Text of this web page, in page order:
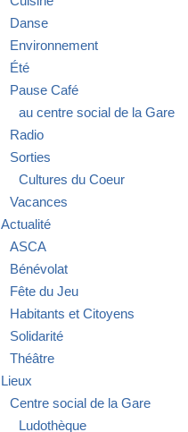
Danse
Environnement
Été
Pause Café
au centre social de la Gare
Radio
Sorties
Cultures du Coeur
Vacances
Actualité
ASCA
Bénévolat
Fête du Jeu
Habitants et Citoyens
Solidarité
Théâtre
Lieux
Centre social de la Gare
Ludothèque